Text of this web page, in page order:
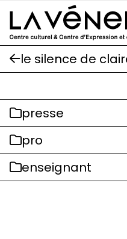
Aller au contenu
le silence de
presse
pro
enseignant